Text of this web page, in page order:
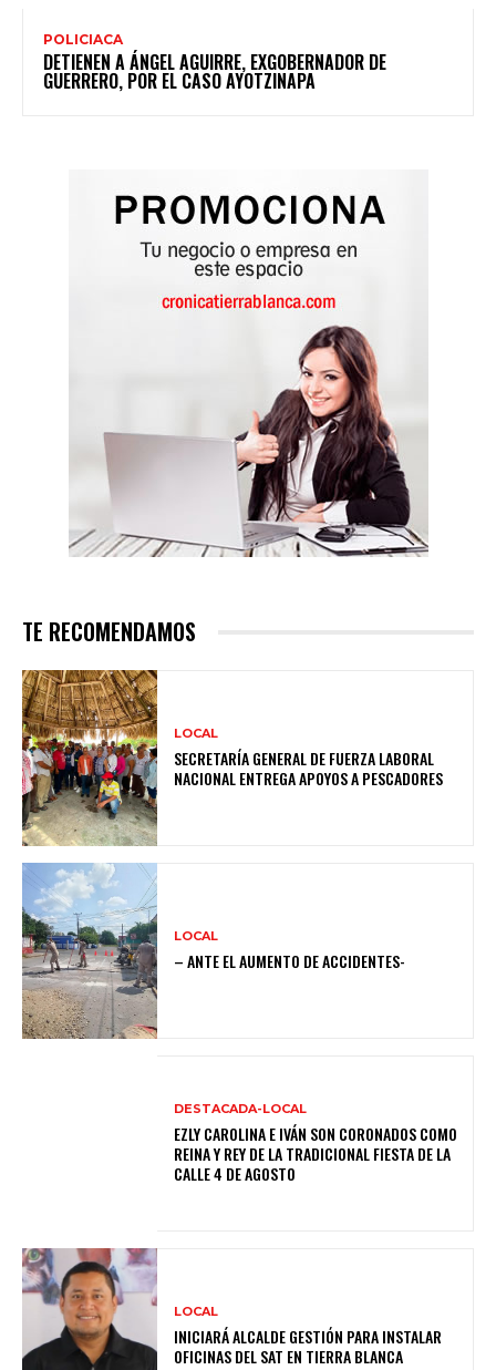
POLICIACA
DETIENEN A ÁNGEL AGUIRRE, EXGOBERNADOR DE
GUERRERO, POR EL CASO AYOTZINAPA
TE RECOMENDAMOS
LOCAL
SECRETARÍA GENERAL DE FUERZA LABORAL
NACIONAL ENTREGA APOYOS A PESCADORES
LOCAL
– ANTE EL AUMENTO DE ACCIDENTES-
DESTACADA-LOCAL
EZLY CAROLINA E IVÁN SON CORONADOS COMO
REINA Y REY DE LA TRADICIONAL FIESTA DE LA
CALLE 4 DE AGOSTO
LOCAL
INICIARÁ ALCALDE GESTIÓN PARA INSTALAR
OFICINAS DEL SAT EN TIERRA BLANCA